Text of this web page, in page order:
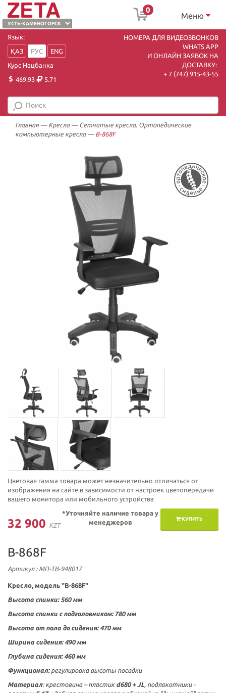
0
Меню
Язык:
ҚАЗ
РУС
ENG
Курс Нацбанка
469.93
5.71
НОМЕРА ДЛЯ ВИДЕОЗВОНКОВ
WHATS APP
И ОНЛАЙН ЗАЯВОК НА
ДОСТАВКУ:
+ 7 (747) 915-43-55
Главная— Кресла— Сетчатые кресла. Ортопедические
компьютерные кресла— B-868F
Цветовая гамма товара может незначительно отличаться от
изображения на сайте в зависимости от настроек цветопередачи
вашего монитора или мобильного устройства
32 900 KZT
КУПИТЬ
*Уточняйте наличие товара у
менеджеров
B-868F
Артикул: МП-ТВ-948017
Кресло, модель "В-868F"
Высота спинки: 560 мм
Высота спинки с подголовником: 780 мм
Высота от пола до сидения: 470 мм
Ширина сидения: 490 мм
Глубина сидения: 460 мм
Функционал:регулировка высоты посадки
Материал: крестовина – пластик d680 + JL, подлокотники -